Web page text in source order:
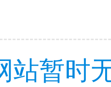
站暂时